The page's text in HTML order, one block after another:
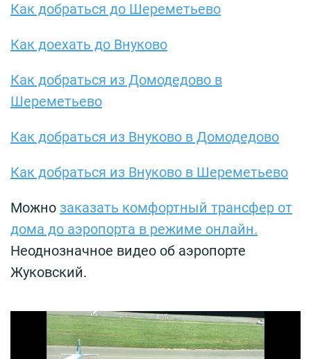
Как добраться до Шереметьево
Как доехать до Внуково
Как добраться из Домодедово в
Шереметьево
Как добраться из Внуково в Домодедово
Как добраться из Внуково в Шереметьево
Можно заказать комфортный трансфер от
дома до аэропорта в режиме онлайн.
Неоднозначное видео об аэропорте
Жуковский.